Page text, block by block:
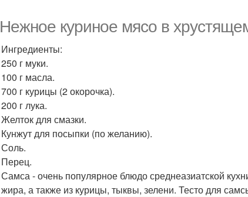
Нежное куриное мясо в
Ингредиенты:
250 г муки.
100 г масла.
700 г курицы (2 окорочка).
200 г лука.
Желток для смазки.
Кунжут для посыпки (по желанию).
Соль.
Перец.
Самса - очень популярное блюдо среднеазиатской
жира, а также из курицы, тыквы, зелени. Тесто для